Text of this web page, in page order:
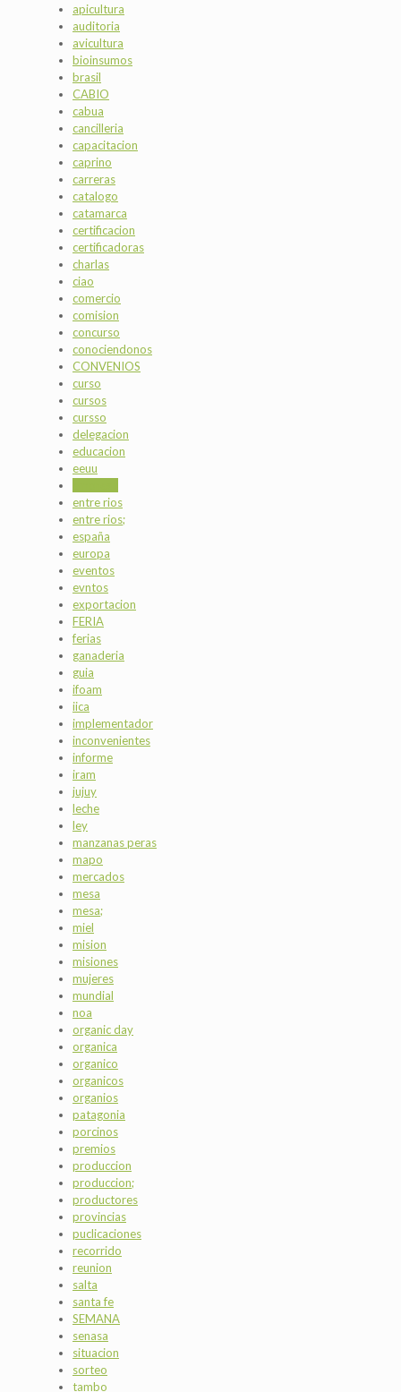
apicultura
auditoria
avicultura
bioinsumos
brasil
CABIO
cabua
cancilleria
capacitacion
caprino
carreras
catalogo
catamarca
certificacion
certificadoras
charlas
ciao
comercio
comision
concurso
conociendonos
CONVENIOS
curso
cursos
cursso
delegacion
educacion
eeuu
entre rios
entre rios;
españa
europa
eventos
evntos
exportacion
FERIA
ferias
ganaderia
guia
ifoam
iica
implementador
inconvenientes
informe
iram
jujuy
leche
ley
manzanas peras
mapo
mercados
mesa
mesa;
miel
mision
misiones
mujeres
mundial
noa
organic day
organica
organico
organicos
organios
patagonia
porcinos
premios
produccion
produccion;
productores
provincias
puclicaciones
recorrido
reunion
salta
santa fe
SEMANA
senasa
situacion
sorteo
tambo